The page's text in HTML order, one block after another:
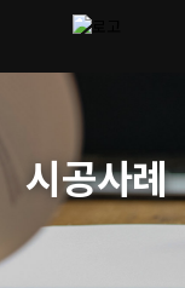
시공사례